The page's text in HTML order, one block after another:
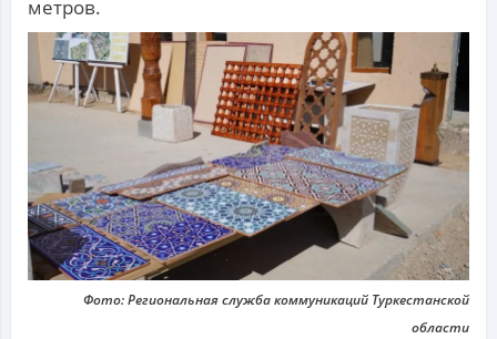
метров.
Фото: Региональная служба коммуникаций Туркестанской
области